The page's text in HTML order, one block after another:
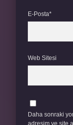
E-Posta*
Web Sitesi
Daha sonraki
adresim ve site